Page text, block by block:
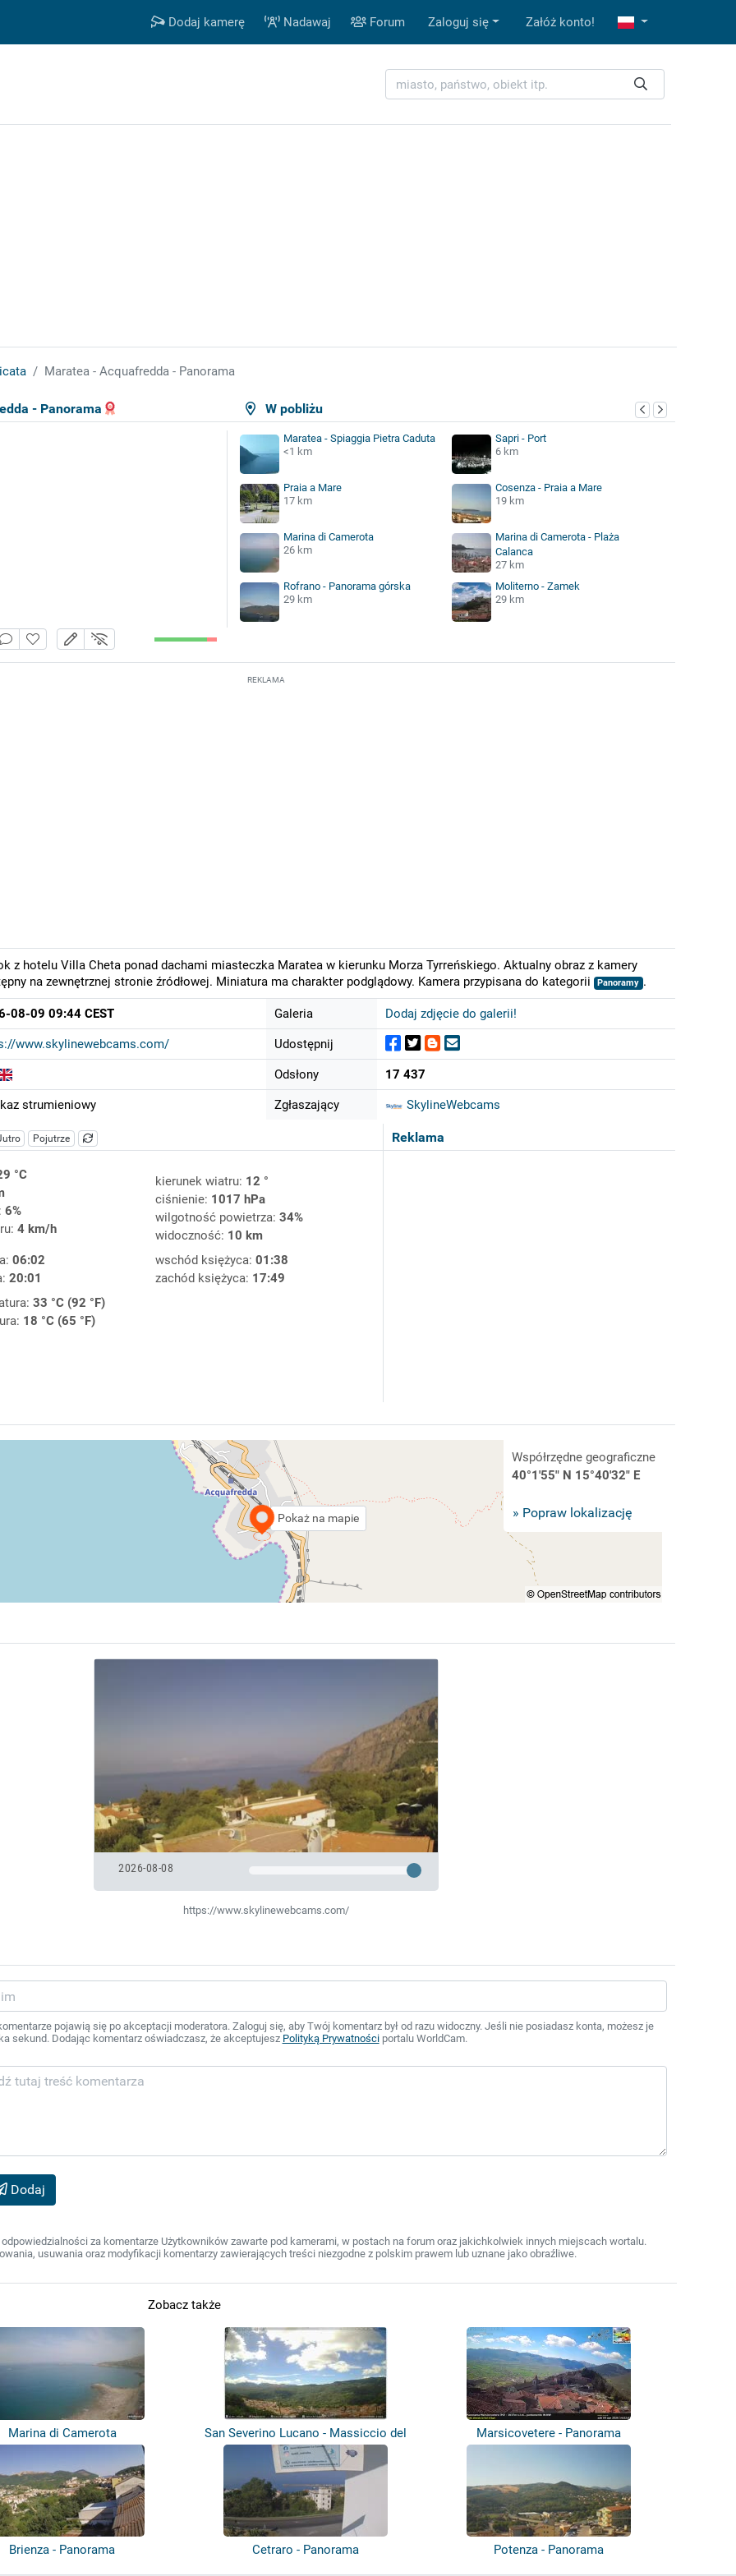
Dodaj kamerę Nadawaj Forum Zaloguj się Załóż konto!
Maratea - Acquafredda - Panorama
W pobliżu
- Panorama
Maratea - Spiaggia Pietra Caduta
<1 km
Sapri - Port
6 km
Praia a Mare
17 km
Cosenza - Praia a Mare
19 km
Marina di Camerota
26 km
Marina di Camerota - Plaża
Calanca
27 km
Rofrano - Panorama górska
29 km
Moliterno - Zamek
29 km
REKLAMA
z hotelu Villa Cheta ponad dachami miasteczka Maratea w kierunku Morza Tyrreńskiego. Aktualny obraz z kamery
na zewnętrznej stronie źródłowej. Miniatura ma charakter podglądowy. Kamera przypisana do kategorii
Panoramy .
08-09 09:44 CEST
www.skylinewebcams.com/
strumieniowy
Galeria Dodaj zdjęcie do galerii!
Udostępnij
Odsłony 17 437
Zgłaszający SkylineWebcams
Reklama
Pojutrze
°C
6%
4 km/h
kierunek wiatru: 12 °
ciśnienie: 1017 hPa
wilgotność powietrza: 34%
widoczność: 10 km
06:02
20:01
wschód księżyca: 01:38
zachód księżyca: 17:49
33 °C (92 °F)
18 °C (65 °F)
Pokaż na mapie
Współrzędne geograficzne
40°1'55" N 15°40'32" E
» Popraw lokalizację
2026-08-08
https://www.skylinewebcams.com/
pojawią się po akceptacji moderatora. Zaloguj się, aby Twój komentarz był od razu widoczny. Jeśli nie posiadasz konta, możesz je
sekund. Dodając komentarz oświadczasz, że akceptujesz Polityką Prywatnościportalu WorldCam.
Dodaj
za komentarze Użytkowników zawarte pod kamerami, w postach na forum oraz jakichkolwiek innych miejscach wortalu.
usuwania oraz modyfikacji komentarzy zawierających treści niezgodne z polskim prawem lub uznane jako obraźliwe.
Zobacz także
Marina di Camerota
San Severino Lucano - Massiccio del
Poll...
Marsicovetere - Panorama
Brienza - Panorama Cetraro - Panorama Potenza - Panorama